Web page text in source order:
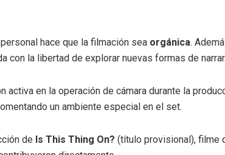
hace que la filmación sea orgánica.
con la libertad de explorar nuevas formas de narrar.
activa en la operación de cámara durante la
un ambiente especial en el set.
de Is This Thing On? (título provisional), filme